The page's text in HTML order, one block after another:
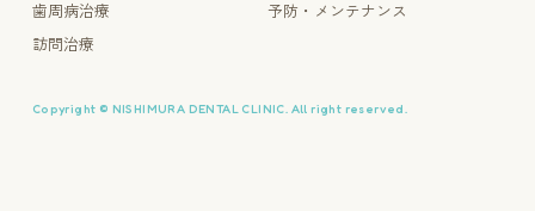
歯周病治療
予防・メンテナンス
訪問治療
Copyright © NISHIMURA DENTAL CLINIC. All right reserved.